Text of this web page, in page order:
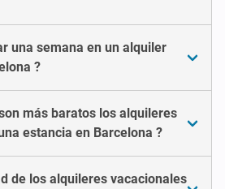
una semana en un alquiler
?
más baratos los alquileres
estancia en Barcelona ?
de los alquileres vacacionales